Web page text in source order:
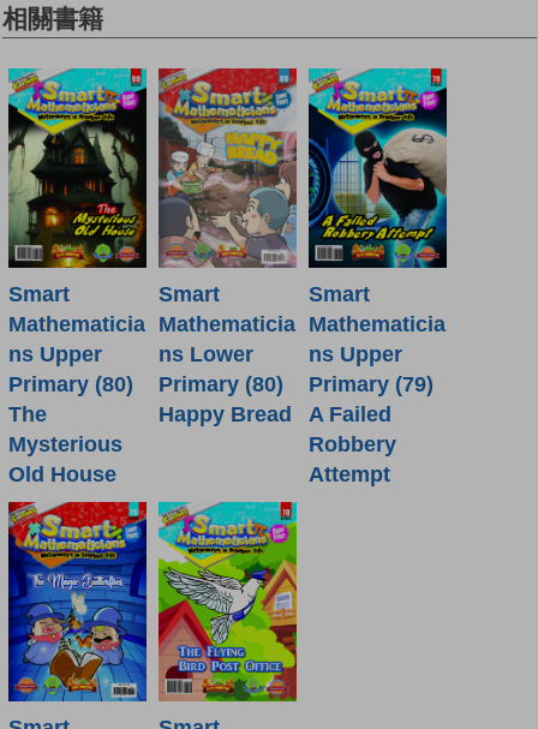
相關書籍
Smart
Mathematicia
ns Upper
Primary (80)
The
Mysterious
Old House
Smart
Mathematicia
ns Lower
Primary (80)
Happy Bread
Smart
Mathematicia
ns Upper
Primary (79)
A Failed
Robbery
Attempt